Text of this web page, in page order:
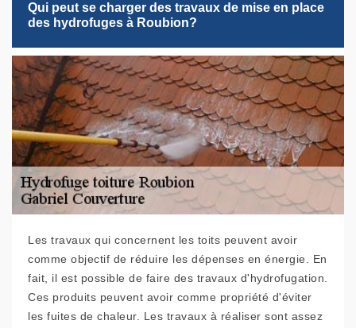
Qui peut se charger des travaux de mise en place
des hydrofuges à Roubion?
Les travaux qui concernent les toits peuvent avoir
comme objectif de réduire les dépenses en énergie. En
fait, il est possible de faire des travaux d'hydrofugation.
Ces produits peuvent avoir comme propriété d'éviter
les fuites de chaleur. Les travaux à réaliser sont assez